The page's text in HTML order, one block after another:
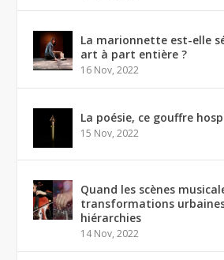
La marionnette est-elle
art à part entière ?
16 Nov, 2022
La poésie, ce gouffre
15 Nov, 2022
Quand les scènes
transformations
hiérarchies
14 Nov, 2022